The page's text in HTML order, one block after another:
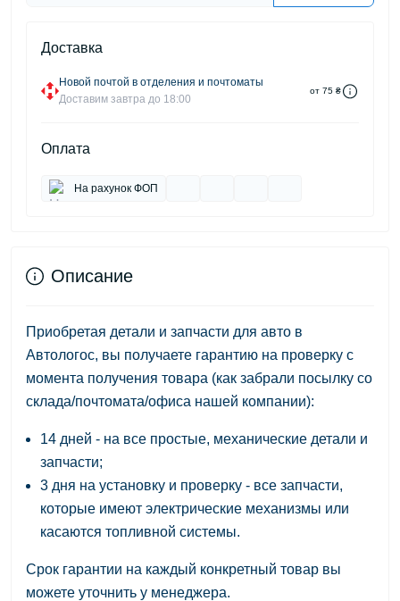
Доставка
Новой почтой в отделения и почтоматы
Доставим завтра до 18:00
от 75 ₴
Оплата
На рахунок ФОП
Описание
Приобретая детали и запчасти для авто в
Автологос, вы получаете гарантию на проверку с
момента получения товара (как забрали посылку со
склада/почтомата/офиса нашей компании):
14 дней - на все простые, механические детали и
запчасти;
3 дня на установку и проверку - все запчасти,
которые имеют электрические механизмы или
касаются топливной системы.
Срок гарантии на каждый конкретный товар вы
можете уточнить у менеджера.